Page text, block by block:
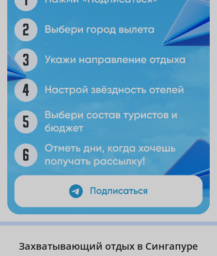
Захватывающий отдых в Сингапуре